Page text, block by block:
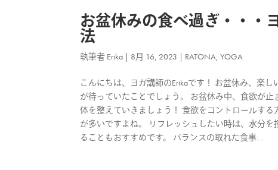
お盆休みの食べ過ぎ・・・
法
執筆者 Erika 8月 16, 2023 RATONA,YOGA
こんにちは、ヨガ講師のErikaです！ お盆休み、楽
が待っていたことでしょう。 お盆休み中、食欲が
体を整えていきましょう！ 食欲をコントロールす
が多いですよね。 リフレッシュしたい時は、水分
ることもおすすめです。 バランスの取れた食事:...